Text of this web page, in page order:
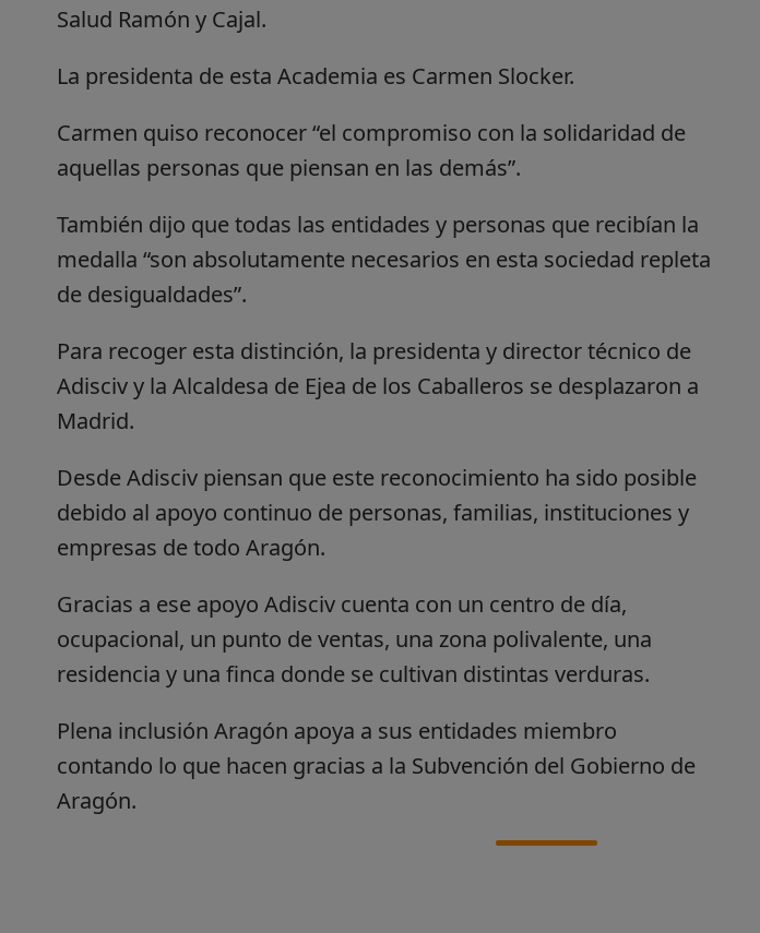
Salud Ramón y Cajal.
La presidenta de esta Academia es Carmen Slocker.
Carmen quiso reconocer “el compromiso con la solidaridad de
aquellas personas que piensan en las demás”.
También dijo que todas las entidades y personas que recibían la
medalla “son absolutamente necesarios en esta sociedad repleta
de desigualdades”.
Para recoger esta distinción, la presidenta y director técnico de
Adisciv y la Alcaldesa de Ejea de los Caballeros se desplazaron a
Madrid.
Desde Adisciv piensan que este reconocimiento ha sido posible
debido al apoyo continuo de personas, familias, instituciones y
empresas de todo Aragón.
Gracias a ese apoyo Adisciv cuenta con un centro de día,
ocupacional, un punto de ventas, una zona polivalente, una
residencia y una finca donde se cultivan distintas verduras.
Plena inclusión Aragón apoya a sus entidades miembro
contando lo que hacen gracias a la Subvención del Gobierno de
Aragón.